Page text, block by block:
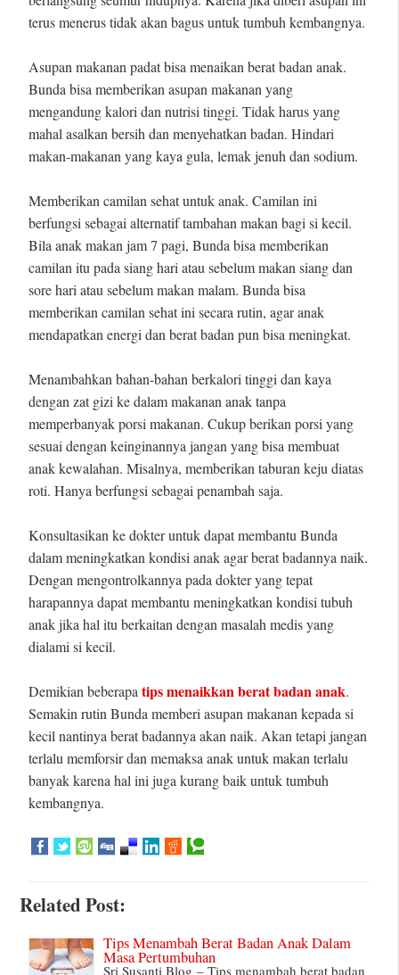
terus menerus tidak akan bagus untuk tumbuh kembangnya.
Asupan makanan padat bisa menaikan berat badan anak.
Bunda bisa memberikan asupan makanan yang
mengandung kalori dan nutrisi tinggi. Tidak harus yang
mahal asalkan bersih dan menyehatkan badan. Hindari
makan-makanan yang kaya gula, lemak jenuh dan sodium.
Memberikan camilan sehat untuk anak. Camilan ini
berfungsi sebagai alternatif tambahan makan bagi si kecil.
Bila anak makan jam 7 pagi, Bunda bisa memberikan
camilan itu pada siang hari atau sebelum makan siang dan
sore hari atau sebelum makan malam. Bunda bisa
memberikan camilan sehat ini secara rutin, agar anak
mendapatkan energi dan berat badan pun bisa meningkat.
Menambahkan bahan-bahan berkalori tinggi dan kaya
dengan zat gizi ke dalam makanan anak tanpa
memperbanyak porsi makanan. Cukup berikan porsi yang
sesuai dengan keinginannya jangan yang bisa membuat
anak kewalahan. Misalnya, memberikan taburan keju diatas
roti. Hanya berfungsi sebagai penambah saja.
Konsultasikan ke dokter untuk dapat membantu Bunda
dalam meningkatkan kondisi anak agar berat badannya naik.
Dengan mengontrolkannya pada dokter yang tepat
harapannya dapat membantu meningkatkan kondisi tubuh
anak jika hal itu berkaitan dengan masalah medis yang
dialami si kecil.
Demikian beberapatips menaikkan berat badan anak.
Semakin rutin Bunda memberi asupan makanan kepada si
kecil nantinya berat badannya akan naik. Akan tetapi jangan
terlalu memforsir dan memaksa anak untuk makan terlalu
banyak karena hal ini juga kurang baik untuk tumbuh
kembangnya.
Related Post:
Tips Menambah Berat Badan Anak Dalam
Masa Pertumbuhan
Sri Susanti Blog – Tips menambah berat badan